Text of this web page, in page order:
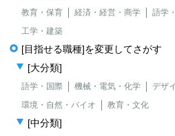
教育・保育 経済・経営・商学 語学
工学・建築
[目指せる職種]を変更してさがす
[大分類]
語学・国際 機械・電気・化学
デザ
環境・自然・バイオ
教育・文化
[中分類]